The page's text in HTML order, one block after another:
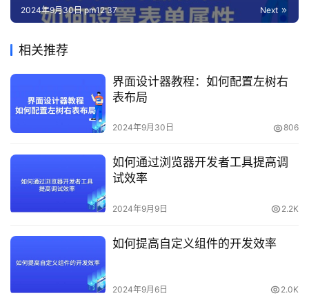
Next
2024年9月30日 pm12:37
相关推荐
界面设计器教程：如何配置左树右
表布局
2024年9月30日 806
如何通过浏览器开发者工具提高调
试效率
2024年9月9日 2.2K
如何提高自定义组件的开发效率
2024年9月6日 2.0K